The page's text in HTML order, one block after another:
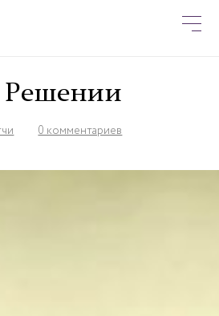
Решении
0 комментариев